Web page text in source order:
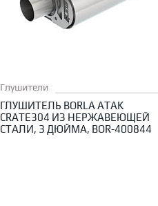
Глушители
ГЛУШИТЕЛЬ BORLA ATAK
CRATE304 ИЗ НЕРЖАВЕЮЩЕЙ
СТАЛИ, 3 ДЮЙМА, BOR-400844